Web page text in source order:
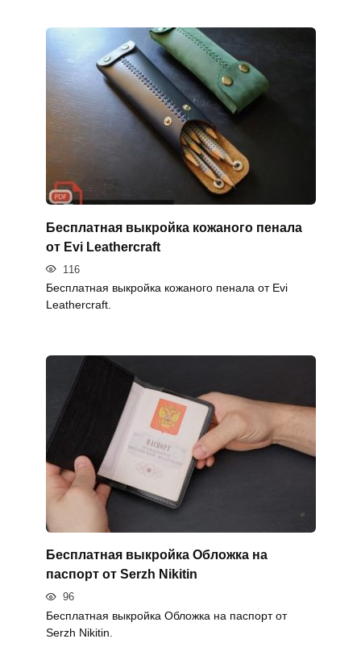
Бесплатная выкройка кожаного пенала
от Evi Leathercraft
116
Бесплатная выкройка кожаного пенала от Evi
Leathercraft.
Бесплатная выкройка Обложка на
паспорт от Serzh Nikitin
96
Бесплатная выкройка Обложка на паспорт от
Serzh Nikitin.